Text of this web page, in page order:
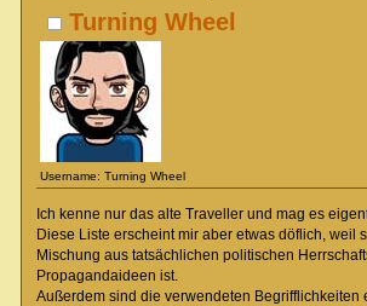
Turning Wheel
Username: Turning Wheel
Ich kenne nur das alte Traveller und mag es
Diese Liste erscheint mir aber etwas döflich, weil
Mischung aus tatsächlichen politischen
Propagandaideen ist.
Außerdem sind die verwendeten Begrifflichkeiten